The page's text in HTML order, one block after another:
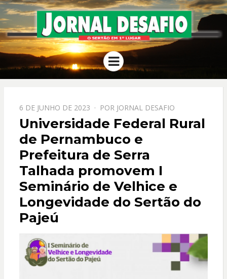
JORNAL
DESAFIO
O Sertão em 1º Lugar
Menu
PPOSTADO
EM
6 DE JUNHO DE 2023 POR JORNAL DESAFIO
Universidade Federal Rural
de Pernambuco e
Prefeitura de Serra
Talhada promovem I
Seminário de Velhice e
Longevidade do Sertão do
Pajeú